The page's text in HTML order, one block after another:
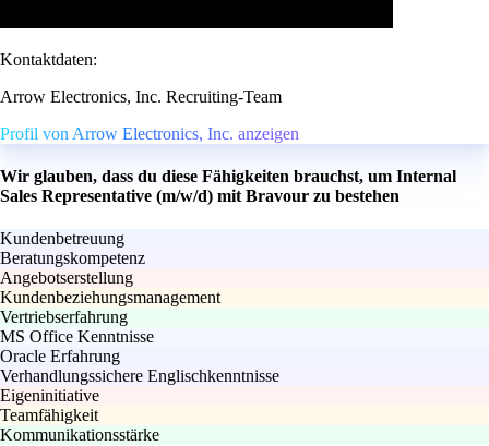
Kontaktdaten:
Arrow Electronics, Inc. Recruiting-Team
Profil von Arrow Electronics, Inc. anzeigen
Wir glauben, dass du diese Fähigkeiten brauchst, um Internal
Sales Representative (m/w/d) mit Bravour zu bestehen
Kundenbetreuung
Beratungskompetenz
Angebotserstellung
Kundenbeziehungsmanagement
Vertriebserfahrung
MS Office Kenntnisse
Oracle Erfahrung
Verhandlungssichere Englischkenntnisse
Eigeninitiative
Teamfähigkeit
Kommunikationsstärke